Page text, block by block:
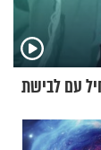
עם לבישת